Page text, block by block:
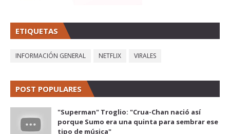
ETIQUETAS
INFORMACIÓN GENERAL NETFLIX VIRALES
POST POPULARES
"Superman" Troglio: "Crua-Chan nació así
porque Sumo era una quinta para sembrar ese
tipo de música"